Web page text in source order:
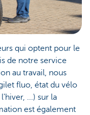
qui optent pour le
de notre service
au travail, nous
fluo, état du vélo
...) sur la
est également